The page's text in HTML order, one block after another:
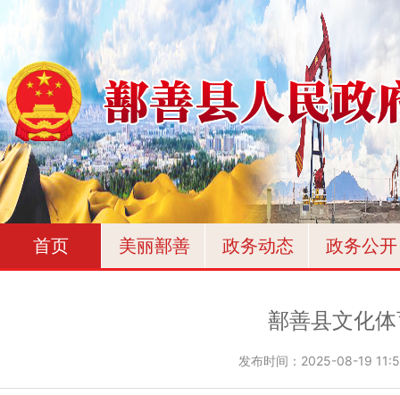
首页 美丽鄯善 政务动态 政务公开
鄯善县文化
发布时间： 2025-08-19